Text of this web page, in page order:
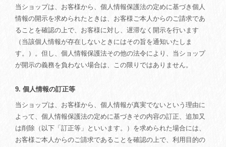
当ショップは、お客様から、個人情報保護法の定めに基づき個人
情報の開示を求められたときは、お客様ご本人からのご請求であ
ることを確認の上で、お客様に対し、遅滞なく開示を行います
（当該個人情報が存在しないときにはその旨を通知いたしま
す。）。但し、個人情報保護法その他の法令により、当ショップ
が開示の義務を負わない場合は、この限りではありません。
9. 個人情報の訂正等
当ショップは、お客様から、個人情報が真実でないという理由に
よって、個人情報保護法の定めに基づきその内容の訂正、追加又
は削除（以下「訂正等」といいます。）を求められた場合には、
お客様ご本人からのご請求であることを確認の上で、利用目的の